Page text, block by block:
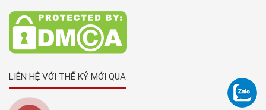
LIÊN HỆ VỚI THẾ KỶ MỚI QUA